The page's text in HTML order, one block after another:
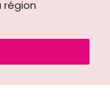
région